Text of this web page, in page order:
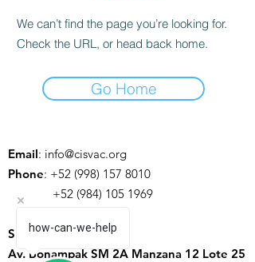
We can’t find the page you’re looking for.
Check the URL, or head back home.
Go Home
Email: info@cisvac.org
Phone: +52 (998) 157 8010
+52 (984) 105 1969
SEDE CANCÚN:
Av. Bonampak SM 2A Manzana 12 Lote 25
how-can-we-help